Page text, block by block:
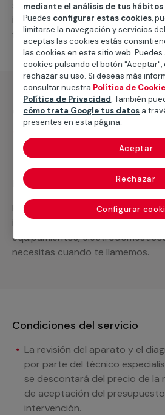
suministro de los materiales
intervenciones a realizar, o la
falta para completar tu proyecto.
¿Qué incluye?
Recuerda que en MULTIMAP
Podemos ofrecer cualquier
incluyendo todo lo que necesites:
equipamientos,
necesitas cuando te llamemos.
Condiciones del servicio
La revisión del aparato y el
por parte del técnico
se descontará del precio de la
de aceptación del
intervención.
mediante el análisis de tus hábitos
Puedes configurar estas cookies,
limitarse la navegación y servicios
aceptas las cookies estás
las cookies en este sitio web.
cookies pulsando el botón "Aceptar",
rechazar su uso. Si deseas más
consultar nuestra Política de
Política de Privacidad. También
cómo trata Google tus datos a
presentes en esta página.
Configurar
Rechazar
Aceptar